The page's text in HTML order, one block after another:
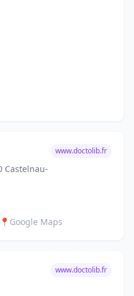
Castelnau-
www.doctolib.fr
📍 Google Maps
www.doctolib.fr